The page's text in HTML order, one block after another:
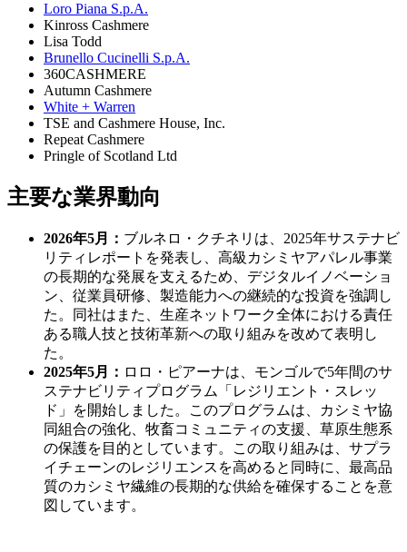
Loro Piana S.p.A.
Kinross Cashmere
Lisa Todd
Brunello Cucinelli S.p.A.
360CASHMERE
Autumn Cashmere
White + Warren
TSE and Cashmere House, Inc.
Repeat Cashmere
Pringle of Scotland Ltd
主要な業界動向
2026年5月： ブルネロ・クチネリは、2025年サステナビ
リティレポートを発表し、高級カシミヤアパレル事業
の長期的な発展を支えるため、デジタルイノベーショ
ン、従業員研修、製造能力への継続的な投資を強調し
た。同社はまた、生産ネットワーク全体における責任
ある職人技と技術革新への取り組みを改めて表明し
た。
2025年5月： ロロ・ピアーナは、モンゴルで5年間のサ
ステナビリティプログラム「レジリエント・スレッ
ド」を開始しました。このプログラムは、カシミヤ協
同組合の強化、牧畜コミュニティの支援、草原生態系
の保護を目的としています。この取り組みは、サプラ
イチェーンのレジリエンスを高めると同時に、最高品
質のカシミヤ繊維の長期的な供給を確保することを意
図しています。